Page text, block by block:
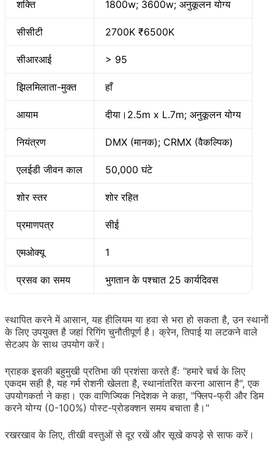
शक्ति 1800w; 3600w; अनुकूलन योग्य
सीसीटी 2700K ₹6500K
सीआरआई > 95
झिलमिलाता-मुक्त हाँ
आयाम दीया।2.5m x L.7m; अनुकूलन योग्य
नियंत्रण DMX (मानक); CRMX (वैकल्पिक)
एलईडी जीवन काल 50,000 घंटे
शोर स्तर शोर रहित
प्रमाणपत्र सीई
एमओक्यू 1
प्रसव का समय भुगतान के पश्चात 25 कार्यदिवस
स्थापित करने में आसान, यह हीलियम या हवा से भरा हो सकता है, उन स्थानों
के लिए उपयुक्त है जहां रिगिंग चुनौतीपूर्ण है। क्रेन, तिपाई या लटकने वाले
सेटअप के साथ उपयोग करें।
ग्राहक इसकी बहुमुखी प्रतिभा की प्रशंसा करते हैंः "हमारे चर्च के लिए
एकदम सही है, यह गर्म रोशनी खेलता है, स्थानांतरित करना आसान है", एक
उपयोगकर्ता ने कहा। एक वाणिज्यिक निदेशक ने कहा, "फ्लिप-फ्री और डिम
करने योग्य (0-100%) पोस्ट-प्रोडक्शन समय बचाता है।"
रखरखाव के लिए, तीखी वस्तुओं से दूर रखें और सूखे कपड़े से साफ करें।